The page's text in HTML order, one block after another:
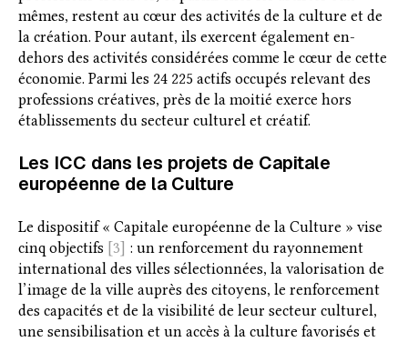
mêmes, restent au cœur des activités de la culture et de
la création. Pour autant, ils exercent également en-
dehors des activités considérées comme le cœur de cette
économie. Parmi les 24 225 actifs occupés relevant des
professions créatives, près de la moitié exerce hors
établissements du secteur culturel et créatif.
Les ICC dans les projets de Capitale
européenne de la Culture
Le dispositif « Capitale européenne de la Culture » vise
cinq objectifs [3] : un renforcement du rayonnement
international des villes sélectionnées, la valorisation de
l’image de la ville auprès des citoyens, le renforcement
des capacités et de la visibilité de leur secteur culturel,
une sensibilisation et un accès à la culture favorisés et